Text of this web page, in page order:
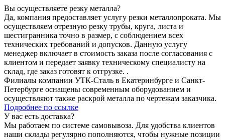
Вы осуществляете резку металла?
Да, компания предоставляет услугу резки металлопроката. Мы
осуществляем отрезную резку трубы, круга, листа и
шестигранника точно в размер, с соблюдением всех
технических требований и допусков. Данную услугу
менеджер включает в стоимость заказа после согласования с
клиентом и передает заявку техническому специалисту на
склад, где заказ готовят к отгрузке. .
Филиалы компании УТК-Сталь в Екатеринбурге и Санкт-
Петербурге оснащены современным оборудованием и
осуществляют также раскрой металла по чертежам заказчика.
Подробнее по ссылке
У вас есть доставка?
Мы работаем по системе самовывоза. Для удобства клиентов
наши склады регулярно пополняются, чтобы нужные позиции